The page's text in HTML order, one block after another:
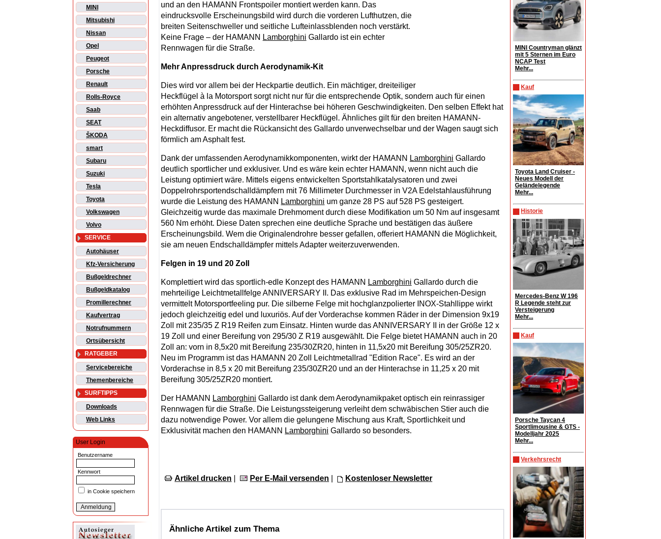
MINI
Mitsubishi
Nissan
Opel
Peugeot
Porsche
Renault
Rolls-Royce
Saab
SEAT
ŠKODA
smart
Subaru
Suzuki
Tesla
Toyota
Volkswagen
Volvo
SERVICE
Autohäuser
Kfz-Versicherung
Bußgeldrechner
Bußgeldkatalog
Promillerechner
Kaufvertrag
Notrufnummern
Ortsübersicht
RATGEBER
Servicebereiche
Themenbereiche
SURFTIPPS
Downloads
Web Links
User Login
Benutzername
Kennwort
in Cookie speichern
MINI Countryman glänzt
mit 5 Sternen im Euro
NCAP Test
Mehr...
Kauf
Toyota Land Cruiser -
Neues Modell der
Geländelegende
Mehr...
Historie
Mercedes-Benz W 196
R Legende steht zur
Versteigerung
Mehr...
Kauf
Porsche Taycan 4
Sportlimousine & GTS -
Modelljahr 2025
Mehr...
Verkehrsrecht
und an den HAMANN Frontspoiler montiert werden kann. Das
eindrucksvolle Erscheinungsbild wird durch die vorderen Lufthutzen, die
breiten Seitenschweller und seitliche Lufteinlassblenden noch verstärkt.
Keine Frage – der HAMANN Lamborghini Gallardo ist ein echter
Rennwagen für die Straße.
Mehr Anpressdruck durch Aerodynamik-Kit
Dies wird vor allem bei der Heckpartie deutlich. Ein mächtiger, dreiteiliger
Heckflügel à la Motorsport sorgt nicht nur für die entsprechende Optik, sondern auch für einen
erhöhten Anpressdruck auf der Hinterachse bei höheren Geschwindigkeiten. Den selben Effekt hat
ein alternativ angebotener, verstellbarer Heckflügel. Ähnliches gilt für den breiten HAMANN-
Heckdiffusor. Er macht die Rückansicht des Gallardo unverwechselbar und der Wagen saugt sich
förmlich am Asphalt fest.
Dank der umfassenden Aerodynamikkomponenten, wirkt der HAMANN Lamborghini Gallardo
deutlich sportlicher und exklusiver. Und es wäre kein echter HAMANN, wenn nicht auch die
Leistung optimiert wäre. Mittels eigens entwickelten Sportstahlkatalysatoren und zwei
Doppelrohrsportendschalldämpfern mit 76 Millimeter Durchmesser in V2A Edelstahlausführung
wurde die Leistung des HAMANN Lamborghini um ganze 28 PS auf 528 PS gesteigert.
Gleichzeitig wurde das maximale Drehmoment durch diese Modifikation um 50 Nm auf insgesamt
560 Nm erhöht. Diese Daten sprechen eine deutliche Sprache und bestätigen das äußere
Erscheinungsbild. Wem die Originalendrohre besser gefallen, offeriert HAMANN die Möglichkeit,
sie am neuen Endschalldämpfer mittels Adapter weiterzuverwenden.
Felgen in 19 und 20 Zoll
Komplettiert wird das sportlich-edle Konzept des HAMANN Lamborghini Gallardo durch die
mehrteilige Leichtmetallfelge ANNIVERSARY II. Das exklusive Rad im Mehrspeichen-Design
vermittelt Motorsportfeeling pur. Die silberne Felge mit hochglanzpolierter INOX-Stahllippe wirkt
jedoch gleichzeitig edel und luxuriös. Auf der Vorderachse kommen Räder in der Dimension 9x19
Zoll mit 235/35 Z R19 Reifen zum Einsatz. Hinten wurde das ANNIVERSARY II in der Größe 12 x
19 Zoll und einer Bereifung von 295/30 Z R19 ausgewählt. Die Felge bietet HAMANN auch in 20
Zoll an: vorn in 8,5x20 mit Bereifung 235/30ZR20, hinten in 11,5x20 mit Bereifung 305/25ZR20.
Neu im Programm ist das HAMANN 20 Zoll Leichtmetallrad "Edition Race". Es wird an der
Vorderachse in 8,5 x 20 mit Bereifung 235/30ZR20 und an der Hinterachse in 11,25 x 20 mit
Bereifung 305/25ZR20 montiert.
Der HAMANN Lamborghini Gallardo ist dank dem Aerodynamikpaket optisch ein reinrassiger
Rennwagen für die Straße. Die Leistungssteigerung verleiht dem schwäbischen Stier auch die
dazu notwendige Power. Vor allem die gelungene Mischung aus Kraft, Sportlichkeit und
Exklusivität machen den HAMANN Lamborghini Gallardo so besonders.
Artikel drucken Per E-Mail versenden Kostenloser Newsletter
Ähnliche Artikel zum Thema